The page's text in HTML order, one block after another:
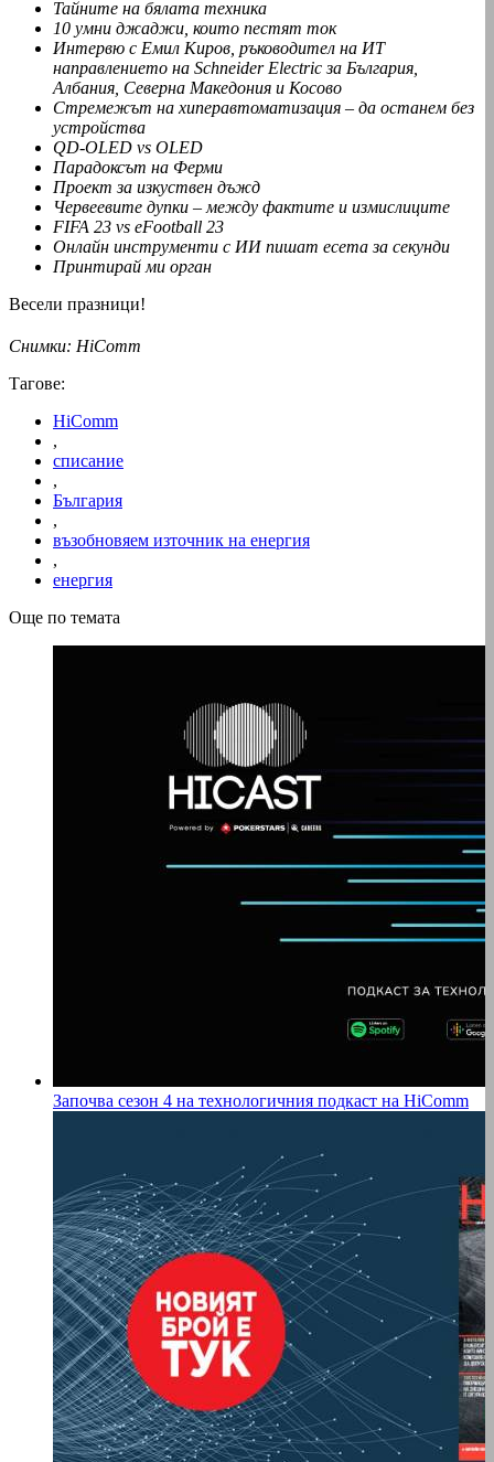
Тайните на бялата техника
10 умни джаджи, които пестят ток
Интервю с Емил Киров, ръководител на ИТ
направлението на Schneider Electric за България,
Албания, Северна Македония и Косово
Стремежът на хиперавтоматизация – да останем без
устройства
QD-OLED vs OLED
Парадоксът на Ферми
Проект за изкуствен дъжд
Червеевите дупки – между фактите и измислиците
FIFA 23 vs eFootball 23
Онлайн инструменти с ИИ пишат есета за секунди
Принтирай ми орган
Весели празници!
Снимки: HiСomm
Тагове:
HiComm
,
списание
,
България
,
възобновяем източник на енергия
,
енергия
Още по темата
Започва сезон 4 на технологичния подкаст на HiComm